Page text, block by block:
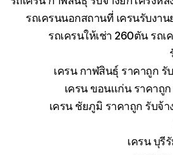
รถเครนนอกสถานที่ เครนรับงา
รถเครนให้เช่า 260ตัน รถ
เครน กาฬสินธุ์ ราคาถูก รั
เครน ขอนแก่น ราคาถู
เครน ชัยภูมิ ราคาถูก รับจ้
เครน บุรี